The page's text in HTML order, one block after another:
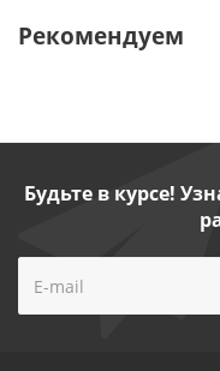
Рекомендуем
Будьте в курсе!